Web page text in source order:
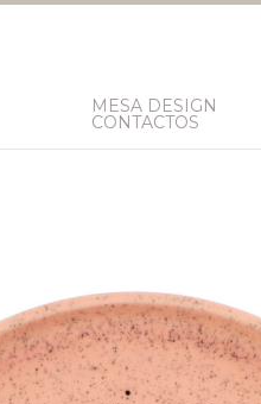
MESA DESIGN
CONTACTOS